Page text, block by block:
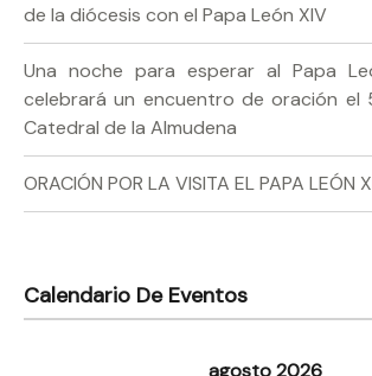
de la diócesis con el Papa León XIV
Una noche para esperar al Papa
celebrará un encuentro de oración el
Catedral de la Almudena
ORACIÓN POR LA VISITA EL PAPA LEÓN
Calendario De Eventos
agosto 2026